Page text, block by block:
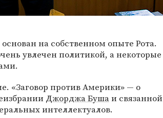
на собственном опыте Рота.
увлечен политикой, а некоторые
«Заговор против Америки» — о
Джорджа Бушаи связанной
интеллектуалов.